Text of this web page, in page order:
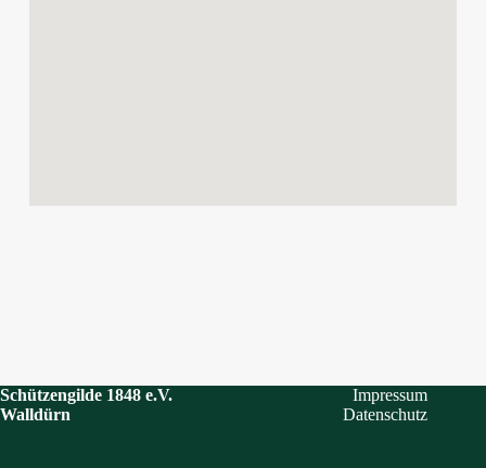
Schützengilde 1848 e.V.
Walldürn
Impressum
Datenschutz